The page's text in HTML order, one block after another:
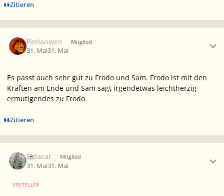
Zitieren
Perianwen Mitglied
31. Mai31. Mai
Es passt auch sehr gut zu Frodo und Sam. Frodo ist mit den
Kräften am Ende und Sam sagt irgendetwas leichtherzig-
ermutigendes zu Frodo.
Zitieren
Eldacar Mitglied
31. Mai31. Mai
ERSTELLER